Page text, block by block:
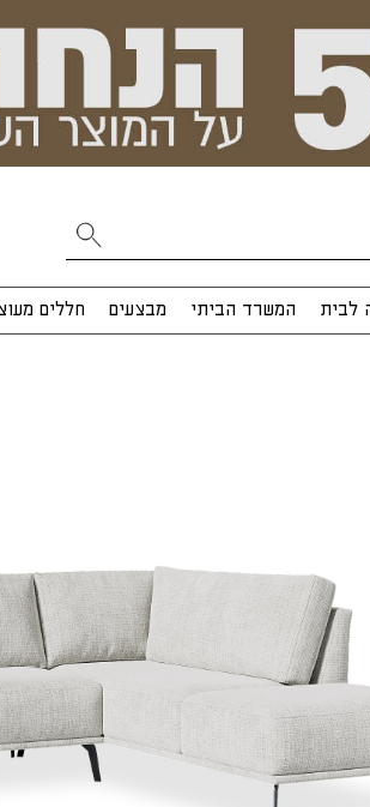
לבית המשרד הביתי מבצעים חללים